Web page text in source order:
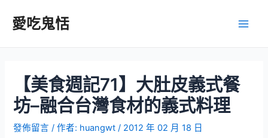
愛吃鬼恬
【美食週記71】大肚皮義式餐
坊–融合台灣食材的義式料理
發佈留言 / 作者: huangwt/ 2012 年 02 月 18 日